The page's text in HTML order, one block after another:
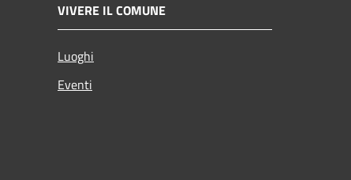
VIVERE IL COMUNE
Luoghi
Eventi